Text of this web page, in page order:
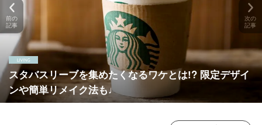
スタバスリーブを集めたくなるワケとは!? 限定デザイ
ンや簡単リメイク法も♩
前の
記事
次の
記事